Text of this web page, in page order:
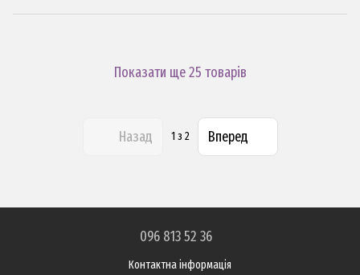
Показати ще 25 товарів
Назад 1 з 2 Вперед
096 813 52 36
Контактна інформація